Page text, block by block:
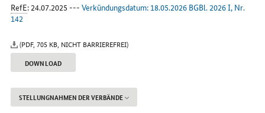
RefE: 24.07.2025 --- Verkündungsdatum: 18.05.2026 BGBl. 2026 I, Nr.
142
(PDF, 705 KB, NICHT BARRIEREFREI)
DOWNLOAD
STELLUNGNAHMEN DER VERBÄNDE